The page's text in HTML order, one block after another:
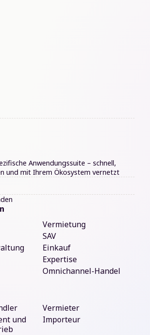
Anwendungssuite – schnell,
und mit Ihrem Ökosystem vernetzt
Vermietung
SAV
Einkauf
Expertise
Omnichannel-Handel
Vermieter
und
Importeur